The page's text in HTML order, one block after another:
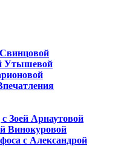
Утышевой
Зоей Арнаутовой
Винокуровой
с Александрой